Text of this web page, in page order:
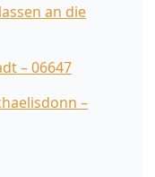
an die
– 06647
–